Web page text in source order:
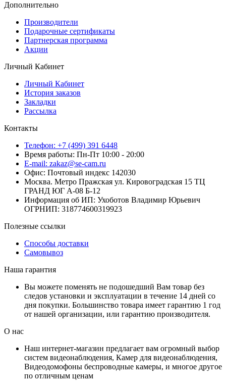
Дополнительно
Производители
Подарочные сертификаты
Партнерская программа
Акции
Личный Кабинет
Личный Кабинет
История заказов
Закладки
Рассылка
Контакты
Телефон: +7 (499) 391 6448
Время работы: Пн-Пт 10:00 - 20:00
E-mail: zakaz@se-cam.ru
Офис: Почтовый индекс 142030
Москва. Метро Пражская ул. Кировоградская 15 ТЦ
ГРАНД ЮГ А-08 Б-12
Информация об ИП: Ухоботов Владимир Юрьевич
ОГРНИП: 318774600319923
Полезные ссылки
Способы доставки
Самовывоз
Наша гарантия
Вы можете поменять не подошедший Вам товар без
следов установки и эксплуатации в течение 14 дней со
дня покупки. Большинство товара имеет гарантию 1 год
от нашей организации, или гарантию производителя.
О нас
Наш интернет-магазин предлагает вам огромный выбор
систем видеонаблюдения, Камер для видеонаблюдения,
Видеодомофоны беспроводные камеры, и многое другое
по отличным ценам